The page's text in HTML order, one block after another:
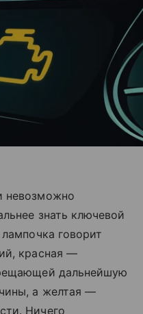
невозможно
знать ключевой
говорит
красная —
дальнейшую
а желтая —
Ничего